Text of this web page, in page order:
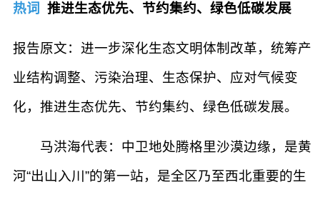
热词 推进生态优先、节约集约、绿色低碳发展
报告原文：进一步深化生态文明体制改革，统筹产
业结构调整、污染治理、生态保护、应对气候变
化，推进生态优先、节约集约、绿色低碳发展。
马洪海代表：中卫地处腾格里沙漠边缘，是黄
河“出山入川”的第一站，是全区乃至西北重要的生